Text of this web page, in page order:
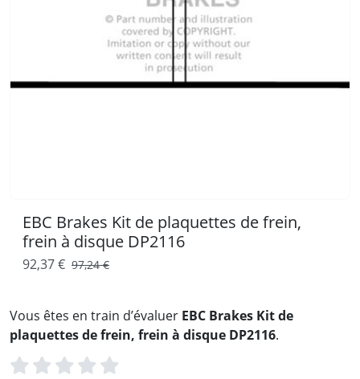
EBC Brakes Kit de plaquettes de frein,
frein à disque DP2116
92,37 € 97,24 €
Vous êtes en train d’évaluer EBC Brakes Kit de
plaquettes de frein, frein à disque DP2116.